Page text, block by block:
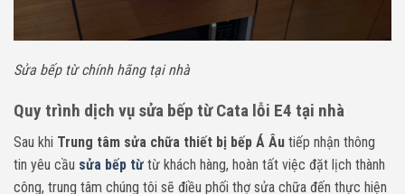
Sửa bếp từ chính hãng tại nhà
Quy trình dịch vụ sửa bếp từ Cata lỗi E4 tại nhà
Sau khi Trung tâm sửa chữa thiết bị bếp Á Âu tiếp nhận thông
tin yêu cầu sửa bếp từ từ khách hàng, hoàn tất việc đặt lịch thành
công, trung tâm chúng tôi sẽ điều phối thợ sửa chữa đến thực hiện